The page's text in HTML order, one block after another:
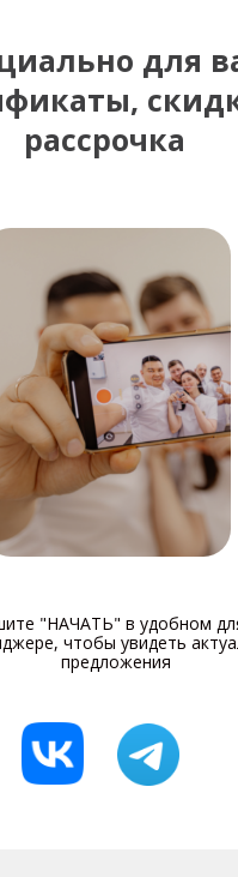
для
рассрочка
"НАЧАТЬ" в удобном
чтобы увидеть
предложения